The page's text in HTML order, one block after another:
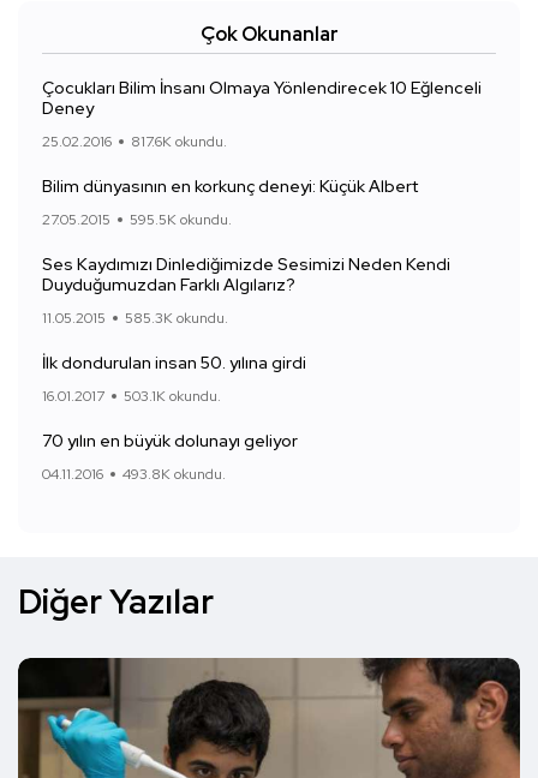
Çok Okunanlar
Çocukları Bilim İnsanı Olmaya Yönlendirecek 10 Eğlenceli
Deney
25.02.2016 817.6K okundu.
Bilim dünyasının en korkunç deneyi: Küçük Albert
27.05.2015 595.5K okundu.
Ses Kaydımızı Dinlediğimizde Sesimizi Neden Kendi
Duyduğumuzdan Farklı Algılarız?
11.05.2015 585.3K okundu.
İlk dondurulan insan 50. yılına girdi
16.01.2017 503.1K okundu.
70 yılın en büyük dolunayı geliyor
04.11.2016 493.8K okundu.
Diğer Yazılar